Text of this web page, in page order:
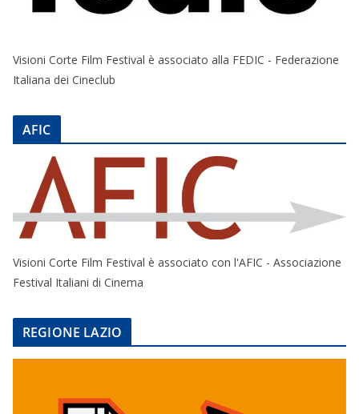
Visioni Corte Film Festival è associato alla FEDIC - Federazione
Italiana dei Cineclub
AFIC
Visioni Corte Film Festival è associato con l'AFIC - Associazione
Festival Italiani di Cinema
REGIONE LAZIO